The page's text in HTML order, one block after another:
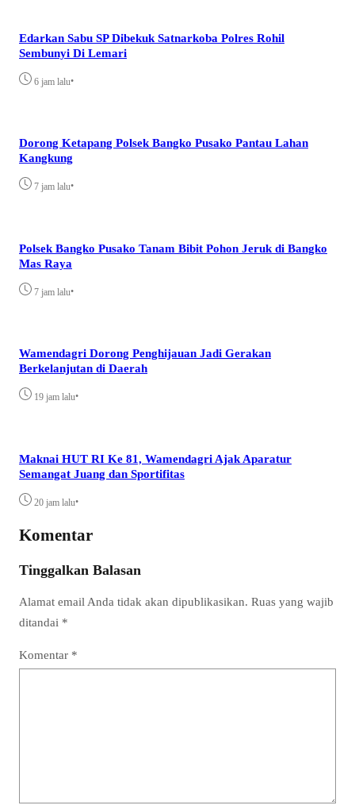
Edarkan Sabu SP Dibekuk Satnarkoba Polres Rohil
Sembunyi Di Lemari
6 jam lalu•
Dorong Ketapang Polsek Bangko Pusako Pantau Lahan
Kangkung
7 jam lalu•
Polsek Bangko Pusako Tanam Bibit Pohon Jeruk di Bangko
Mas Raya
7 jam lalu•
Wamendagri Dorong Penghijauan Jadi Gerakan
Berkelanjutan di Daerah
19 jam lalu•
Maknai HUT RI Ke 81, Wamendagri Ajak Aparatur
Semangat Juang dan Sportifitas
20 jam lalu•
Komentar
Tinggalkan Balasan
Alamat email Anda tidak akan dipublikasikan. Ruas yang wajib
ditandai *
Komentar *